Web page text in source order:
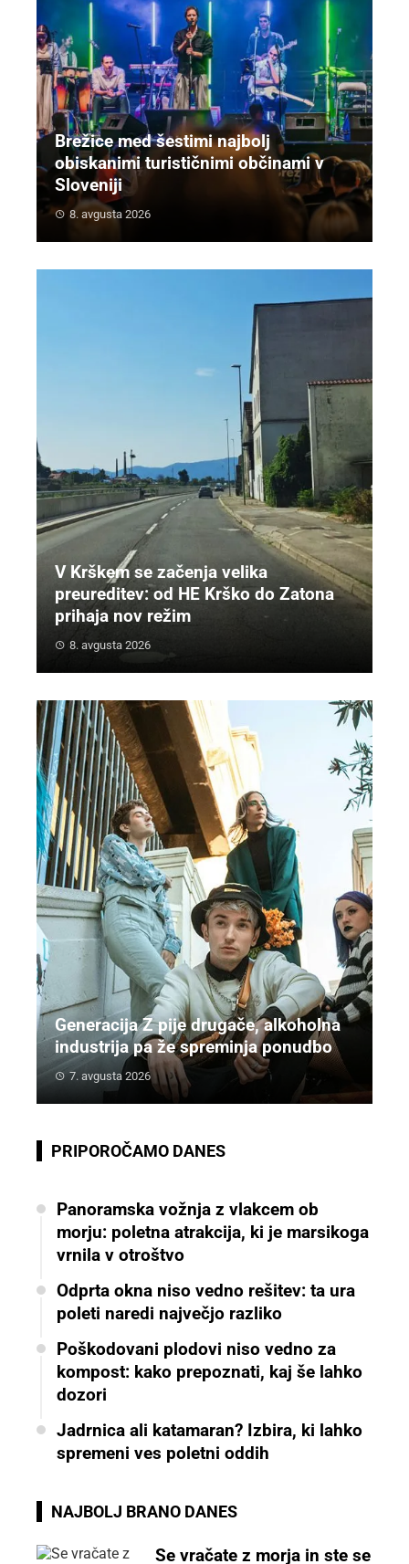
Brežice med šestimi najbolj
obiskanimi turističnimi občinami v
Sloveniji
8. avgusta 2026
V Krškem se začenja velika
preureditev: od HE Krško do Zatona
prihaja nov režim
8. avgusta 2026
Generacija Z pije drugače, alkoholna
industrija pa že spreminja ponudbo
7. avgusta 2026
PRIPOROČAMO DANES
Panoramska vožnja z vlakcem ob
morju: poletna atrakcija, ki je marsikoga
vrnila v otroštvo
Odprta okna niso vedno rešitev: ta ura
poleti naredi največjo razliko
Poškodovani plodovi niso vedno za
kompost: kako prepoznati, kaj še lahko
dozori
Jadrnica ali katamaran? Izbira, ki lahko
spremeni ves poletni oddih
NAJBOLJ BRANO DANES
Se vračate z morja in ste se